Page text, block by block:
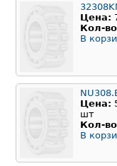
Цена:
Кол-
В
Цена:
шт
Кол-
В